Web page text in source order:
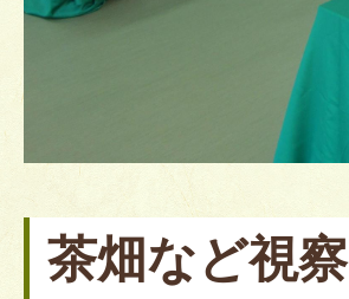
茶畑など視察